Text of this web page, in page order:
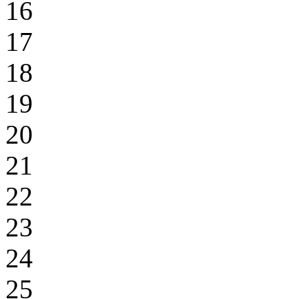
16
17
18
19
20
21
22
23
24
25